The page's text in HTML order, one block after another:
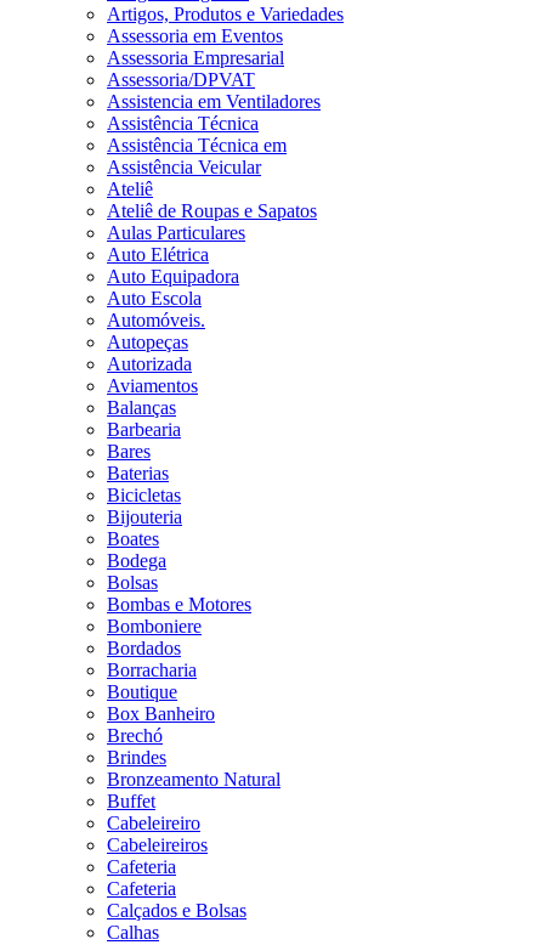
Artigos, Produtos e Variedades
Assessoria em Eventos
Assessoria Empresarial
Assessoria/DPVAT
Assistencia em Ventiladores
Assistência Técnica
Assistência Técnica em
Assistência Veicular
Ateliê
Ateliê de Roupas e Sapatos
Aulas Particulares
Auto Elétrica
Auto Equipadora
Auto Escola
Automóveis.
Autopeças
Autorizada
Aviamentos
Balanças
Barbearia
Bares
Baterias
Bicicletas
Bijouteria
Boates
Bodega
Bolsas
Bombas e Motores
Bomboniere
Bordados
Borracharia
Boutique
Box Banheiro
Brechó
Brindes
Bronzeamento Natural
Buffet
Cabeleireiro
Cabeleireiros
Cafeteria
Cafeteria
Calçados e Bolsas
Calhas